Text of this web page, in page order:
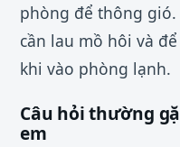
phòng để thông
cần lau mồ hôi và
khi vào phòng lạnh.
Câu hỏi thường
em